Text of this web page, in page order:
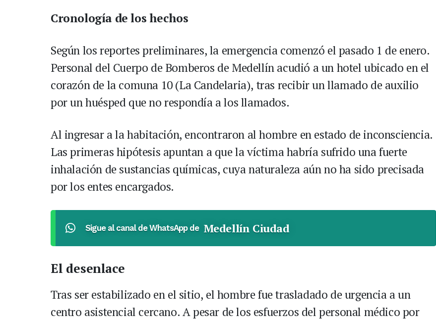
Cronología de los hechos
Según los reportes preliminares, la emergencia comenzó el pasado 1 de enero.
Personal del Cuerpo de Bomberos de Medellín acudió a un hotel ubicado en el
corazón de la comuna 10 (La Candelaria), tras recibir un llamado de auxilio
por un huésped que no respondía a los llamados.
Al ingresar a la habitación, encontraron al hombre en estado de inconsciencia.
Las primeras hipótesis apuntan a que la víctima habría sufrido una fuerte
inhalación de sustancias químicas, cuya naturaleza aún no ha sido precisada
por los entes encargados.
Sigue al canal de WhatsApp de Medellín Ciudad
El desenlace
Tras ser estabilizado en el sitio, el hombre fue trasladado de urgencia a un
centro asistencial cercano. A pesar de los esfuerzos del personal médico por